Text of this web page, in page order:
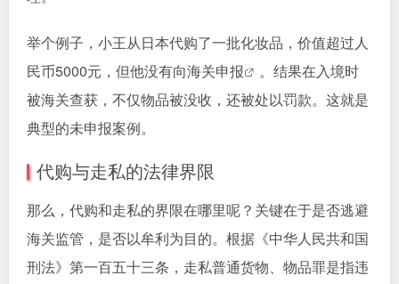
举个例子，小王从日本代购了一批化妆品，价值超过人
民币5000元，但他没有向海关申报
。结果在入境时
被海关查获，不仅物品被没收，还被处以罚款。这就是
典型的未申报案例。
代购与走私的法律界限
那么，代购和走私的界限在哪里呢？关键在于是否逃避
海关监管，是否以牟利为目的。根据《中华人民共和国
刑法》第一百五十三条，走私普通货物、物品罪是指违